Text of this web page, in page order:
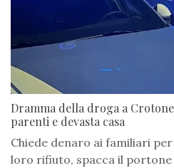
Dramma della droga a
parenti e devasta casa
Chiede denaro ai familiari
loro rifiuto, spacca il portone